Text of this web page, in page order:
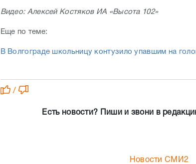
Видео: Алексей Костяков ИА «Высота 102»
Еще по теме:
В Волгограде школьницу контузило упавшим на
/
Есть новости? Пиши и звони в
Новости СМИ2